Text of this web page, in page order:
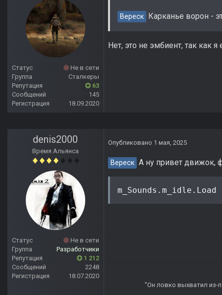
Статус
Не в сети
Группа
Сталкеры
Репутация
63
Сообщений
145
Регистрация
18.09.2020
Вереск Карканье ворон -
Нет, это не эмбиент, так как
denis2000
Время Альянса
Статус
Не в сети
Группа
Разработчики
Репутация
1 212
Сообщений
2248
Регистрация
18.07.2020
Опубликовано 1 мая, 2025
Вереск А ну привет движок,
"Он ловко выхватил из-